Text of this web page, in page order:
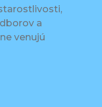
a
venujú